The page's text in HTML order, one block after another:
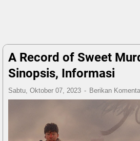
A Record of Sweet
Sinopsis, Informasi
Sabtu, Oktober 07, 2023 Berikan